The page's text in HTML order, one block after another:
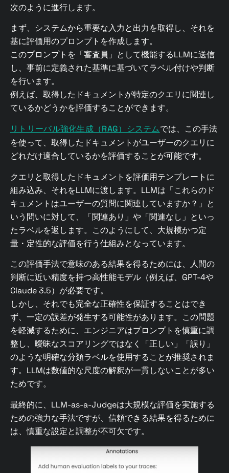
次のように進行します。
まず、システムから重要な入力と出力を取得し、それを
基に評価用のプロンプトを作成します。
このプロンプトを「審査員」として機能するLLMに送信
し、事前に定義された基準に基づいてラベル付けや判断
を行います。
例えば、取得したドキュメントが特定のクエリに関連し
ているかどうかを評価することができます。
リトリーバル強化生成（RAG）システムでは、この手法
を使って、取得したドキュメントがユーザーのクエリに
どれだけ適合しているかを評価することが可能です。
クエリと取得したドキュメントを評価用テンプレートに
組み込み、それをLLMに渡します。LLMは「これらのド
キュメントはユーザーの質問に関連していますか？」と
いう問いに対して、「関連あり」や「関連なし」といっ
たラベルを返します。このようにして、大規模かつ定
量・定性的な評価を行う仕組みとなっています。
この評価手法で意味のある結果を得るためには、人間の
判断に近い精度を持つ高性能モデル（例えば、GPT-4や
Claude 3.5）が必要です。
しかし、それでも完全な正確性を保証することはでき
ず、一定の誤差が発生する可能性があります。この問題
を軽減するために、エンジニアはプロンプトを慎重に調
整し、曖昧なスコアリングではなく「正しい」「誤り」
のような明確な分類ラベルを使用することが推奨されま
す。LLMは数値的な尺度の解釈が一貫しないことが多い
ためです。
最終的に、LLM-as-a-Judgeは大規模な評価を実施する
ための強力な手法ですが、信頼できる結果を得るために
は、慎重な設定と調整が不可欠です。